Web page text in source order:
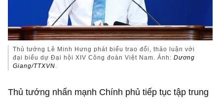
Thủ tướng Lê Minh Hưng phát biểu trao đổi, thảo luận với
đại biểu dự Đại hội XIV Công đoàn Việt Nam. Ảnh:Dương
Giang/TTXVN.
Thủ tướng nhấn mạnh Chính phủ tiếp tục tập trung